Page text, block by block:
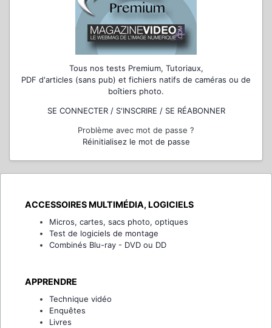
Tous nos tests Premium, Tutoriaux,
PDF d'articles (sans pub) et fichiers natifs de caméras ou de
boîtiers photo.
SE CONNECTER / S'INSCRIRE / SE RÉABONNER
Problème avec mot de passe ?
Réinitialisez le mot de passe
ACCESSOIRES MULTIMÉDIA, LOGICIELS
Micros, cartes, sacs photo, optiques
Test de logiciels de montage
Combinés Blu-ray - DVD ou DD
APPRENDRE
Technique vidéo
Enquêtes
Livres